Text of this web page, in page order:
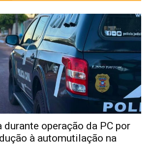
durante operação da PC por
à automutilação na